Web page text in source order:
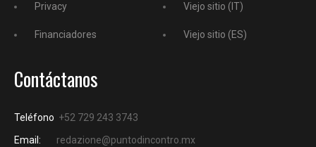
Privacy
Financiadores
Viejo sitio (IT)
Viejo sitio (ES)
Contáctanos
Teléfono +52 729 243 3743
Email:
redazione@puntodincontro.mx